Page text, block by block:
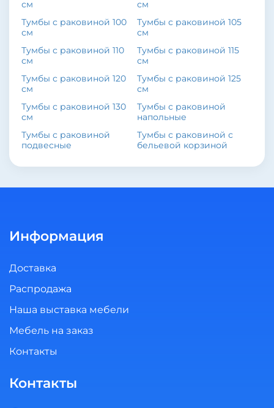
см
см
Тумбы с раковиной 100
см
Тумбы с раковиной 105
см
Тумбы с раковиной 110
см
Тумбы с раковиной 115
см
Тумбы с раковиной 120
см
Тумбы с раковиной 125
см
Тумбы с раковиной 130
см
Тумбы с раковиной
напольные
Тумбы с раковиной
подвесные
Тумбы с раковиной с
бельевой корзиной
Информация
Доставка
Распродажа
Наша выставка мебели
Мебель на заказ
Контакты
Контакты